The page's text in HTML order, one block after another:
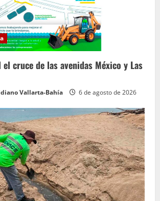
el cruce de las avenidas México y Las
Vallarta-Bahía 6 de agosto de 2026